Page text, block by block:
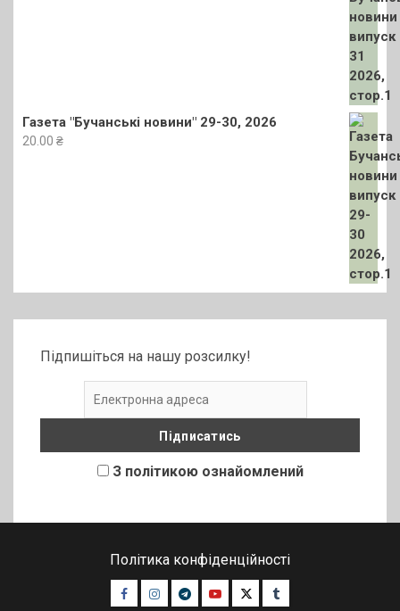
Газета "Бучанські новини" 29-30, 2026
20.00 ₴
Підпишіться на нашу розсилку!
З політикою ознайомлений
Політика конфіденційності
Facebook
Instagram
TelegramYoutubeTwitterTumblr